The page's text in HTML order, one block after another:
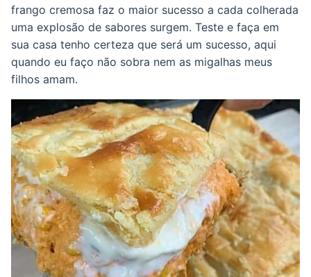
frango cremosa faz o maior sucesso a cada colherada
uma explosão de sabores surgem. Teste e faça em
sua casa tenho certeza que será um sucesso, aqui
quando eu faço não sobra nem as migalhas meus
filhos amam.